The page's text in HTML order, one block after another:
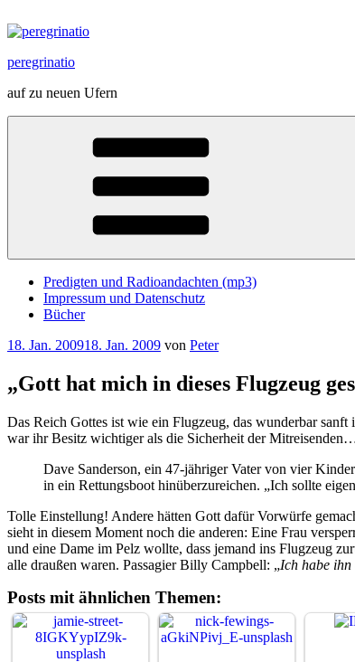
Inhalt
peregrinatio
auf zu neuen Ufern
Predigten und Radioandachten (mp3)
Impressum und Datenschutz
Bücher
Veröffentlicht
18. Jan. 200918. Jan. 2009 von Peter
„Gott hat mich in dieses Flugzeug
Das Reich Gottes ist wie ein Flugzeug, das wunderbar
war ihr Besitz wichtiger als die Sicherheit der
Dave Sanderson, ein 47-jähriger Vater von vier
in ein Rettungsboot hinüberzureichen. „Ich sollte
Tolle Einstellung! Andere hätten Gott dafür Vorwürfe
sieht in diesem Moment noch die anderen: Eine Frau
und eine Dame im Pelz wollte, dass jemand ins Flugzeug
alle draußen waren. Passagier Billy Campbell: „Ich habe
Posts mit ähnlichen Themen: